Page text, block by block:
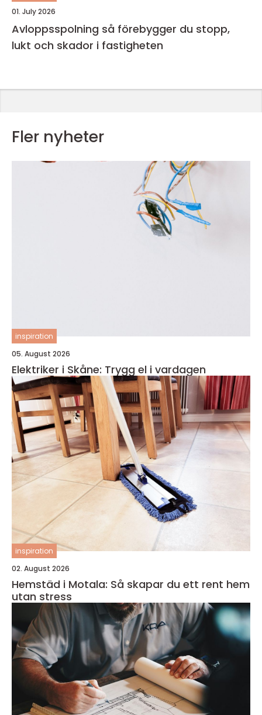
01. July 2026
Avloppsspolning så förebygger du stopp,
lukt och skador i fastigheten
Fler nyheter
inspiration
05. August 2026
Elektriker i Skåne: Trygg el i vardagen
inspiration
02. August 2026
Hemstäd i Motala: Så skapar du ett rent hem
utan stress